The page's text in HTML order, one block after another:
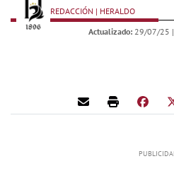
REDACCIÓN | HERALDO
Actualizado: 29/07/25 |